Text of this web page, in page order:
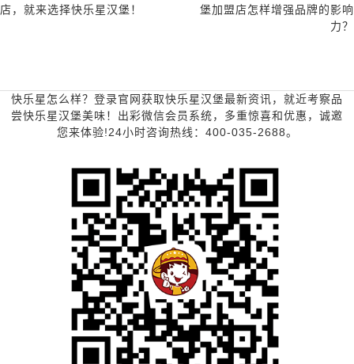
店，就来选择快乐星汉堡！
堡加盟店怎样增强品牌的影响
力？
快乐星怎么样？登录官网获取快乐星汉堡最新资讯，就近考察品
尝快乐星汉堡美味！出彩微信会员系统，多重惊喜和优惠，诚邀
您来体验!24小时咨询热线：400-035-2688。